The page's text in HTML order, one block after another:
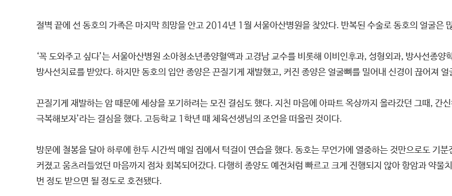
절벽 끝에 선 동호의 가족은 마지막 희망을 안고 2014년 1월 서울아산병원을 찾았다. 반복된 수술로 동호의 얼굴은
‘꼭 도와주고 싶다’는 서울아산병원 소아청소년종양혈액과 고경남 교수를 비롯해 이비인후과, 성형외과, 방사선종양
방사선치료를 받았다. 하지만 동호의 입안 종양은 끈질기게 재발했고, 커진 종양은 얼굴뼈를 밀어내 신경이 끊어져
끈질기게 재발하는 암 때문에 세상을 포기하려는 모진 결심도 했다. 지친 마음에 아파트 옥상까지 올라갔던 그때, 간
극복해보자’라는 결심을 했다. 고등학교 1학년 때 체육선생님의 조언을 떠올린 것이다.
방문에 철봉을 달아 하루에 한두 시간씩 매일 집에서 턱걸이 연습을 했다. 동호는 무언가에 열중하는 것만으로도 기
커졌고 움츠러들었던 마음까지 점차 회복되어갔다. 다행히 종양도 예전처럼 빠르고 크게 진행되지 않아 항암과 약물
번 정도 받으면 될 정도로 호전됐다.